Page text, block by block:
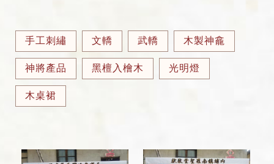
手工刺繡 文轎 武轎 木製神龕
神將產品 黑檀入檜木 光明燈
木桌裙